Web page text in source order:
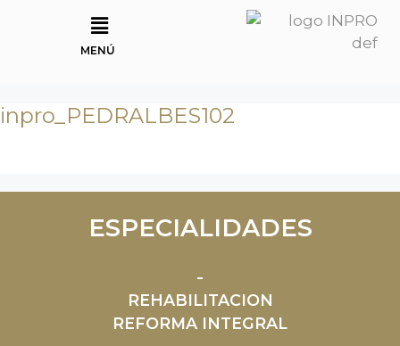
MENÚ
inpro_PEDRALBES102
ESPECIALIDADES
REHABILITACION
REFORMA INTEGRAL